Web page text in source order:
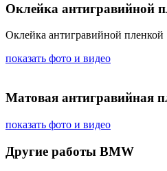
Оклейка антигравийной
Оклейка антигравийной пленкой
показать фото и видео
Матовая антигравийная
показать фото и видео
Другие работы BMW